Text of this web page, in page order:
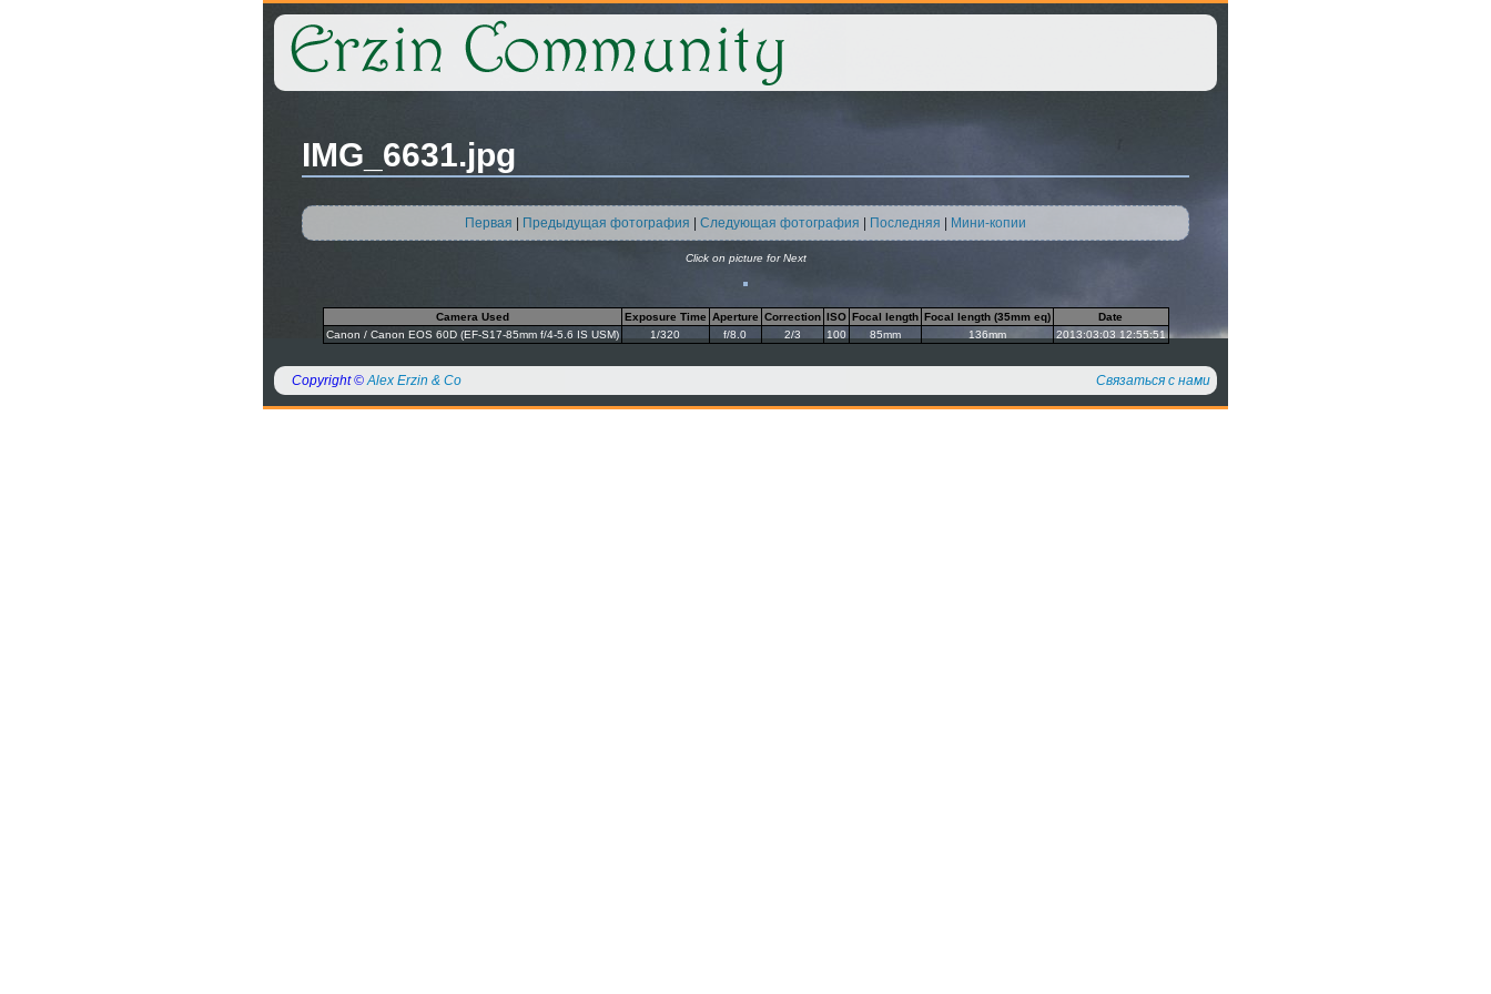
IMG_6631.jpg
Первая Предыдущая фотография Следующая фотография Последняя Мини-копии
Click on picture for Next
Camera Used Exposure Time Aperture Correction ISO Focal length Focal length (35mm eq)
Date
Canon / Canon EOS 60D (EF-S17-85mm f/4-5.6 IS USM)
1/320 f/8.0 2/3 100 85mm 136mm 2013:03:03 12:55:51
Copyright ©Alex Erzin & Co Связаться с нами